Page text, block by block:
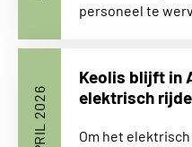
personeel te
Keolis blijft in
elektrisch
Om het